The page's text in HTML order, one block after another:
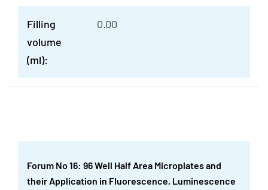
Filling
volume
(ml):
0.00
Forum No 16: 96 Well Half Area Microplates and
their Application in Fluorescence, Luminescence